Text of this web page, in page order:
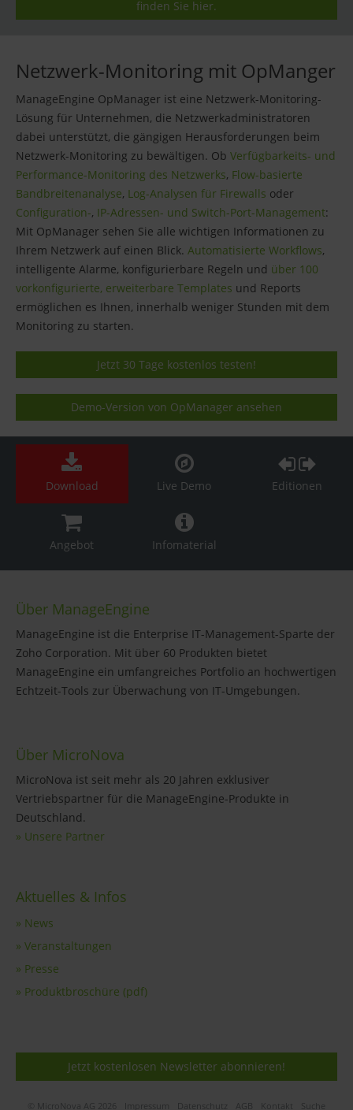
finden Sie hier.
Netzwerk-Monitoring mit OpManger
ManageEngine OpManager ist eine Netzwerk-Monitoring-
Lösung für Unternehmen, die Netzwerkadministratoren
dabei unterstützt, die gängigen Herausforderungen beim
Netzwerk-Monitoring zu bewältigen. Ob Verfügbarkeits- und
Performance-Monitoring des Netzwerks, Flow-basierte
Bandbreitenanalyse, Log-Analysen für Firewalls oder
Configuration-, IP-Adressen- und Switch-Port-Management:
Mit OpManager sehen Sie alle wichtigen Informationen zu
Ihrem Netzwerk auf einen Blick. Automatisierte Workflows,
intelligente Alarme, konfigurierbare Regeln und über 100
vorkonfigurierte, erweiterbare Templates und Reports
ermöglichen es Ihnen, innerhalb weniger Stunden mit dem
Monitoring zu starten.
Jetzt 30 Tage kostenlos testen!
Demo-Version von OpManager ansehen
Download Live Demo Editionen
Angebot Infomaterial
Über ManageEngine
ManageEngine ist die Enterprise IT-Management-Sparte der
Zoho Corporation. Mit über 60 Produkten bietet
ManageEngine ein umfangreiches Portfolio an hochwertigen
Echtzeit-Tools zur Überwachung von IT-Umgebungen.
Über MicroNova
MicroNova ist seit mehr als 20 Jahren exklusiver
Vertriebspartner für die ManageEngine-Produkte in
Deutschland.
» Unsere Partner
Aktuelles & Infos
» News
» Veranstaltungen
» Presse
» Produktbroschüre (pdf)
Jetzt kostenlosen Newsletter abonnieren!
© MicroNova AG 2026 Impressum Datenschutz AGB Kontakt Suche